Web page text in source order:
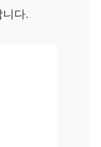
다.